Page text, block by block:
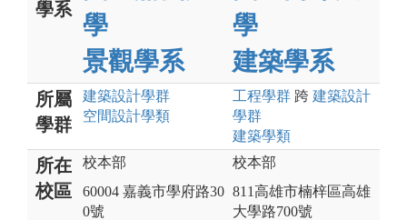
學系
學
景觀學系
學
建築學系
所屬
學群
建築設計學群
空間設計學類
工程學群 跨 建築設計
學群
建築學類
所在
校區
校本部
60004 嘉義市學府路30
0號
校本部
811高雄市楠梓區高雄
大學路700號